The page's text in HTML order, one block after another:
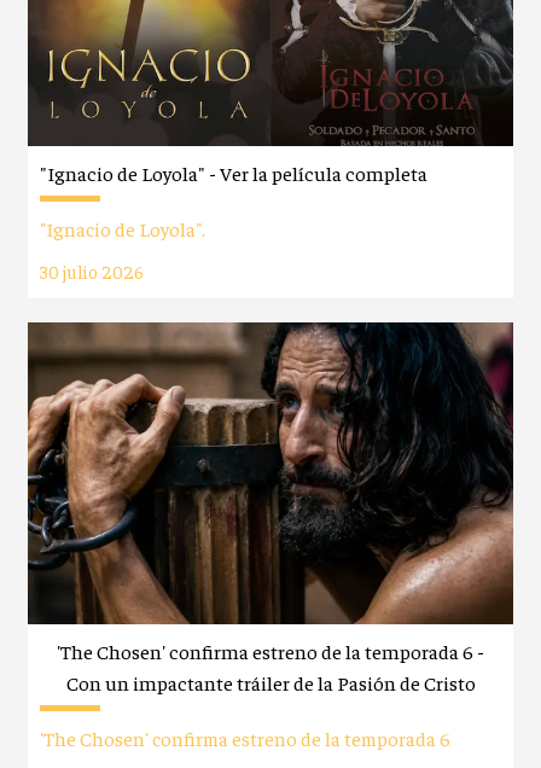
"Ignacio de Loyola" - Ver la película completa
"Ignacio de Loyola".
30 julio 2026
'The Chosen' confirma estreno de la temporada 6 -
Con un impactante tráiler de la Pasión de Cristo
'The Chosen' confirma estreno de la temporada 6